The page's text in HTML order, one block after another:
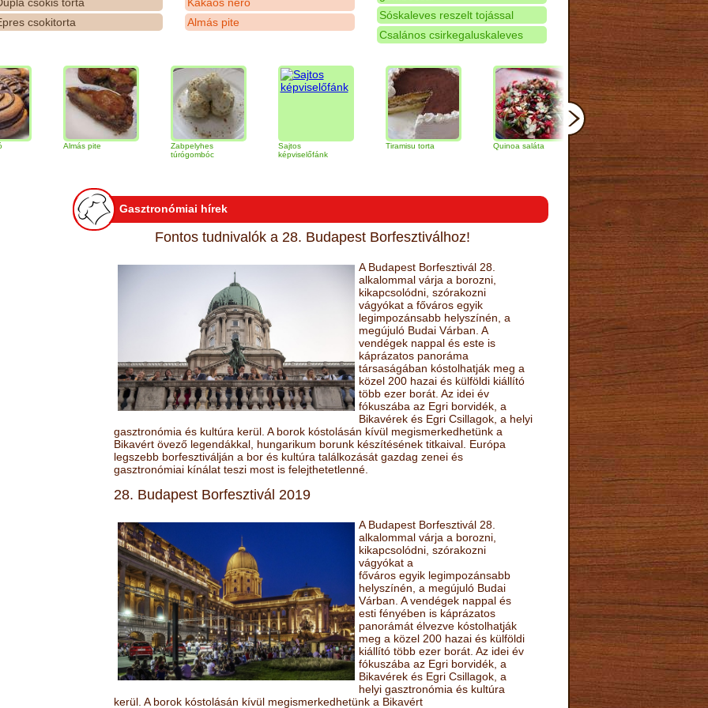
csokitorta
Almás pite
Sóskaleves reszelt tojással
Csalános csirkegaluskaleves
Almás pite
Zabpelyhes
túrógombóc
képviselőfánk
Tiramisu torta Quinoa saláta Mandulás kifli
narancs
Gasztronómiai hírek
Fontos tudnivalók a 28. Budapest Borfesztiválhoz!
A Budapest Borfesztivál 28.
alkalommal várja a borozni,
kikapcsolódni, szórakozni
vágyókat a főváros egyik
legimpozánsabb helyszínén, a
megújuló Budai Várban. A
vendégek nappal és este is
káprázatos panoráma
társaságában kóstolhatják meg a
közel 200 hazai és külföldi kiállító
több ezer borát. Az idei év
fókuszába az Egri borvidék, a
Bikavérek és Egri Csillagok, a helyi
gasztronómia és kultúra kerül. A borok kóstolásán kívül megismerkedhetünk a
Bikavért övező legendákkal, hungarikum borunk készítésének titkaival. Európa
legszebb borfesztiválján a bor és kultúra találkozását gazdag zenei és
gasztronómiai kínálat teszi most is felejthetetlenné.
28. Budapest Borfesztivál 2019
A Budapest Borfesztivál 28.
alkalommal várja a borozni,
kikapcsolódni, szórakozni
vágyókat a
főváros egyik legimpozánsabb
helyszínén, a megújuló Budai
Várban. A vendégek nappal és
esti fényében is káprázatos
panorámát élvezve kóstolhatják
meg a közel 200 hazai és külföldi
kiállító több ezer borát. Az idei év
fókuszába az Egri borvidék, a
Bikavérek és Egri Csillagok, a
helyi gasztronómia és kultúra
kerül. A borok kóstolásán kívül megismerkedhetünk a Bikavért